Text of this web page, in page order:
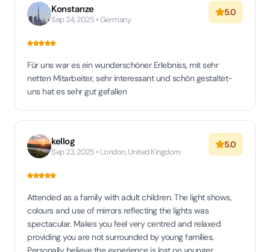
Konstanze
Sep 24, 2025 • Germany
5.0
Für uns war es ein wunderschöner Erlebniss, mit sehr
netten Mitarbeiter, sehr interessant und schön gestaltet-
uns hat es sehr gut gefallen
kellog
Sep 23, 2025 • London, United Kingdom
5.0
Attended as a family with adult children. The light shows,
colours and use of mirrors reflecting the lights was
spectacular. Makes you feel very centred and relaxed
providing you are not surrounded by young families.